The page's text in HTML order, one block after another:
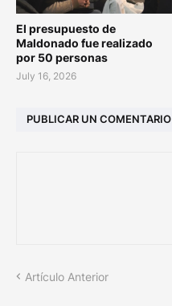
El presupuesto de
Maldonado fue realizado
por 50 personas
July 16, 2026
PUBLICAR UN COMENTARIO
Artículo Anterior